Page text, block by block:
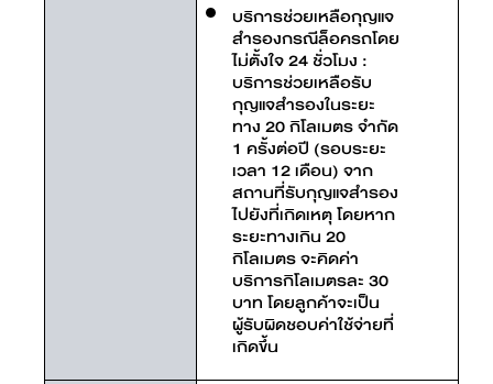
บริการช่วยเหลือกุญแจ
สำรองกรณีล็อครถโดย
ไม่ตั้งใจ 24 ชั่วโมง :
บริการช่วยเหลือรับ
กุญแจสำรองในระยะ
ทาง 20 กิโลเมตร จำกัด
1 ครั้งต่อปี (รอบระยะ
เวลา 12 เดือน) จาก
สถานที่รับกุญแจสำรอง
ไปยังที่เกิดเหตุ โดยหาก
ระยะทางเกิน 20
กิโลเมตร จะคิดค่า
บริการกิโลเมตรละ 30
บาท โดยลูกค้าจะเป็น
ผู้รับผิดชอบค่าใช้จ่ายที่
เกิดขึ้น